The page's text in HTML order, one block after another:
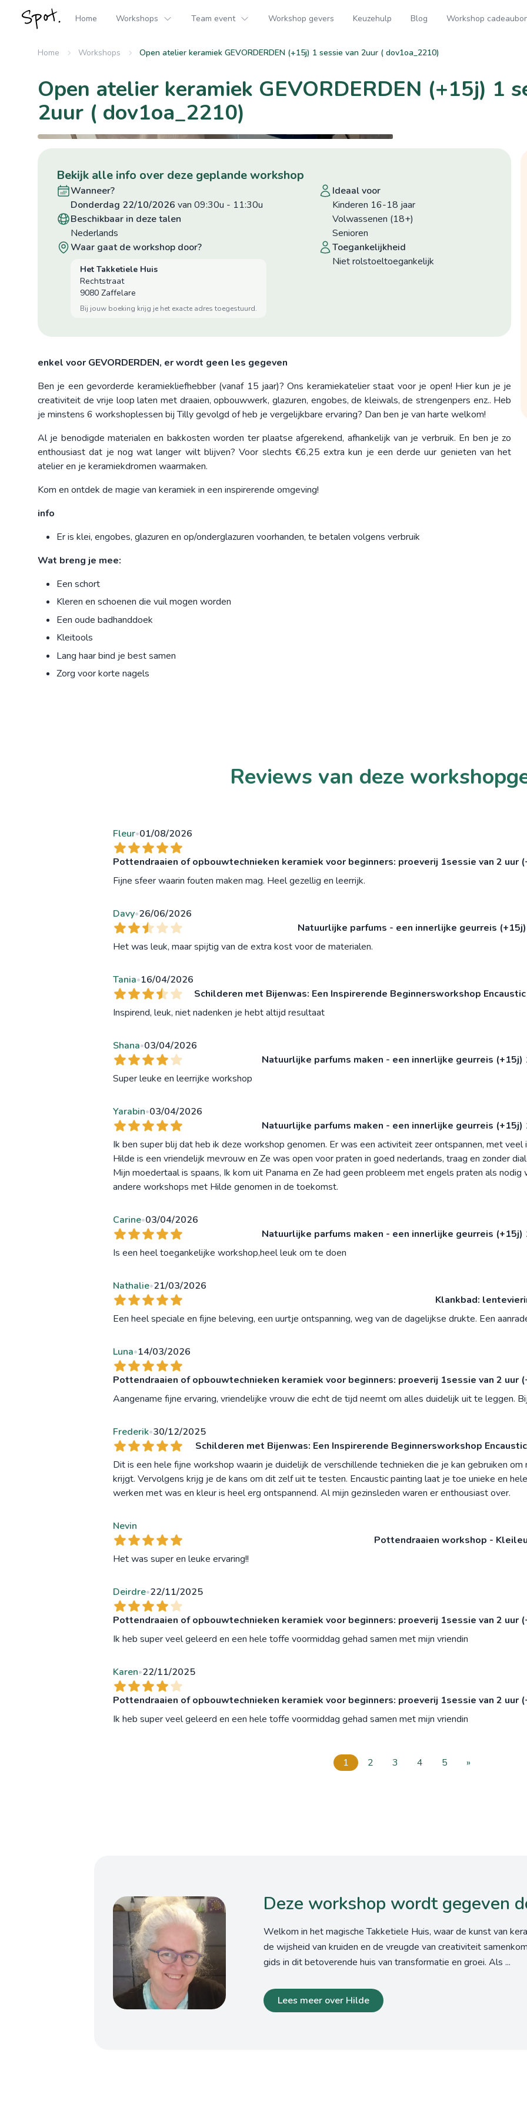
Home Workshops Team event Workshop gevers Keuzehulp Blog Workshop
Home Workshops Open atelier keramiek GEVORDERDEN (+15j) 1 sessie van 2uur ( dov1oa_2210)
Open atelier keramiek GEVORDERDEN (+15j) 1
2uur ( dov1oa_2210)
bekijk alle info over deze geplande workshop
wanneer?
donderdag 22/10/2026 van 09:30u - 11:30u
beschikbaar in deze talen
Nederlands
waar gaat de workshop door?
Het Takketiele Huis
Rechtstraat
9080 Zaffelare
bij jouw boeking krijg je het exacte adres toegestuurd.
ideaal voor
Kinderen 16-18 jaar
Volwassenen (18+)
Senioren
toegankelijkheid
niet rolstoeltoegankelijk
enkel voor GEVORDERDEN, er wordt geen les gegeven
Ben je een gevorderde keramiekliefhebber (vanaf 15 jaar)? Ons keramiekatelier staat voor je open! Hier kun je je
creativiteit de vrije loop laten met draaien, opbouwwerk, glazuren, engobes, de kleiwals, de strengenpers enz.. Heb
je minstens 6 workshoplessen bij Tilly gevolgd of heb je vergelijkbare ervaring? Dan ben je van harte welkom!
Al je benodigde materialen en bakkosten worden ter plaatse afgerekend, afhankelijk van je verbruik. En ben je zo
enthousiast dat je nog wat langer wilt blijven? Voor slechts €6,25 extra kun je een derde uur genieten van het
atelier en je keramiekdromen waarmaken.
Kom en ontdek de magie van keramiek in een inspirerende omgeving!
info
Er is klei, engobes, glazuren en op/onderglazuren voorhanden, te betalen volgens verbruik
Wat breng je mee:
Een schort
Kleren en schoenen die vuil mogen worden
Een oude badhanddoek
Kleitools
Lang haar bind je best samen
Zorg voor korte nagels
Reviews van deze
Fleur•01/08/2026
Pottendraaien of opbouwtechnieken keramiek voor beginners: proeverij 1sessie van 2 uur
Fijne sfeer waarin fouten maken mag. Heel gezellig en leerrijk.
Davy•26/06/2026
Natuurlijke parfums - een innerlijke geurreis
Het was leuk, maar spijtig van de extra kost voor de materialen.
Tania•16/04/2026
Schilderen met Bijenwas: Een Inspirerende Beginnersworkshop
Inspirend, leuk, niet nadenken je hebt altijd resultaat
Shana•03/04/2026
Natuurlijke parfums maken - een innerlijke geurreis (+15j)
Super leuke en leerrijke workshop
Yarabin•03/04/2026
Natuurlijke parfums maken - een innerlijke geurreis (+15j)
Ik ben super blij dat heb ik deze workshop genomen. Er was een activiteit zeer ontspannen, met
Hilde is een vriendelijk mevrouw en Ze was open voor praten in goed nederlands, traag en zonder
Mijn moedertaal is spaans, Ik kom uit Panama en Ze had geen probleem met engels praten als
andere workshops met Hilde genomen in de toekomst.
Carine•03/04/2026
Natuurlijke parfums maken - een innerlijke geurreis (+15j)
Is een heel toegankelijke workshop,heel leuk om te doen
Nathalie•21/03/2026
Klankbad:
Een heel speciale en fijne beleving, een uurtje ontspanning, weg van de dagelijkse drukte. Een
Luna•14/03/2026
Pottendraaien of opbouwtechnieken keramiek voor beginners: proeverij 1sessie van 2 uur
Aangename fijne ervaring, vriendelijke vrouw die echt de tijd neemt om alles duidelijk uit te leggen.
Frederik•30/12/2025
Schilderen met Bijenwas: Een Inspirerende Beginnersworkshop
Dit is een hele fijne workshop waarin je duidelijk de verschillende technieken die je kan gebruiken
krijgt. Vervolgens krijg je de kans om dit zelf uit te testen. Encaustic painting laat je toe unieke en
werken met was en kleur is heel erg ontspannend. Al mijn gezinsleden waren er enthousiast over.
Nevin
Pottendraaien workshop -
Het was super en leuke ervaring!!
Deirdre•22/11/2025
Pottendraaien of opbouwtechnieken keramiek voor beginners: proeverij 1sessie van 2 uur
Ik heb super veel geleerd en een hele toffe voormiddag gehad samen met mijn vriendin
Karen•22/11/2025
Pottendraaien of opbouwtechnieken keramiek voor beginners: proeverij 1sessie van 2 uur
Ik heb super veel geleerd en een hele toffe voormiddag gehad samen met mijn vriendin
1 2 3 4 5 »
Deze workshop wordt gegeven
Welkom in het magische Takketiele Huis, waar de kunst van
de wijsheid van kruiden en de vreugde van creativiteit
gids in dit betoverende huis van transformatie en groei. Als ...
Lees meer over Hilde